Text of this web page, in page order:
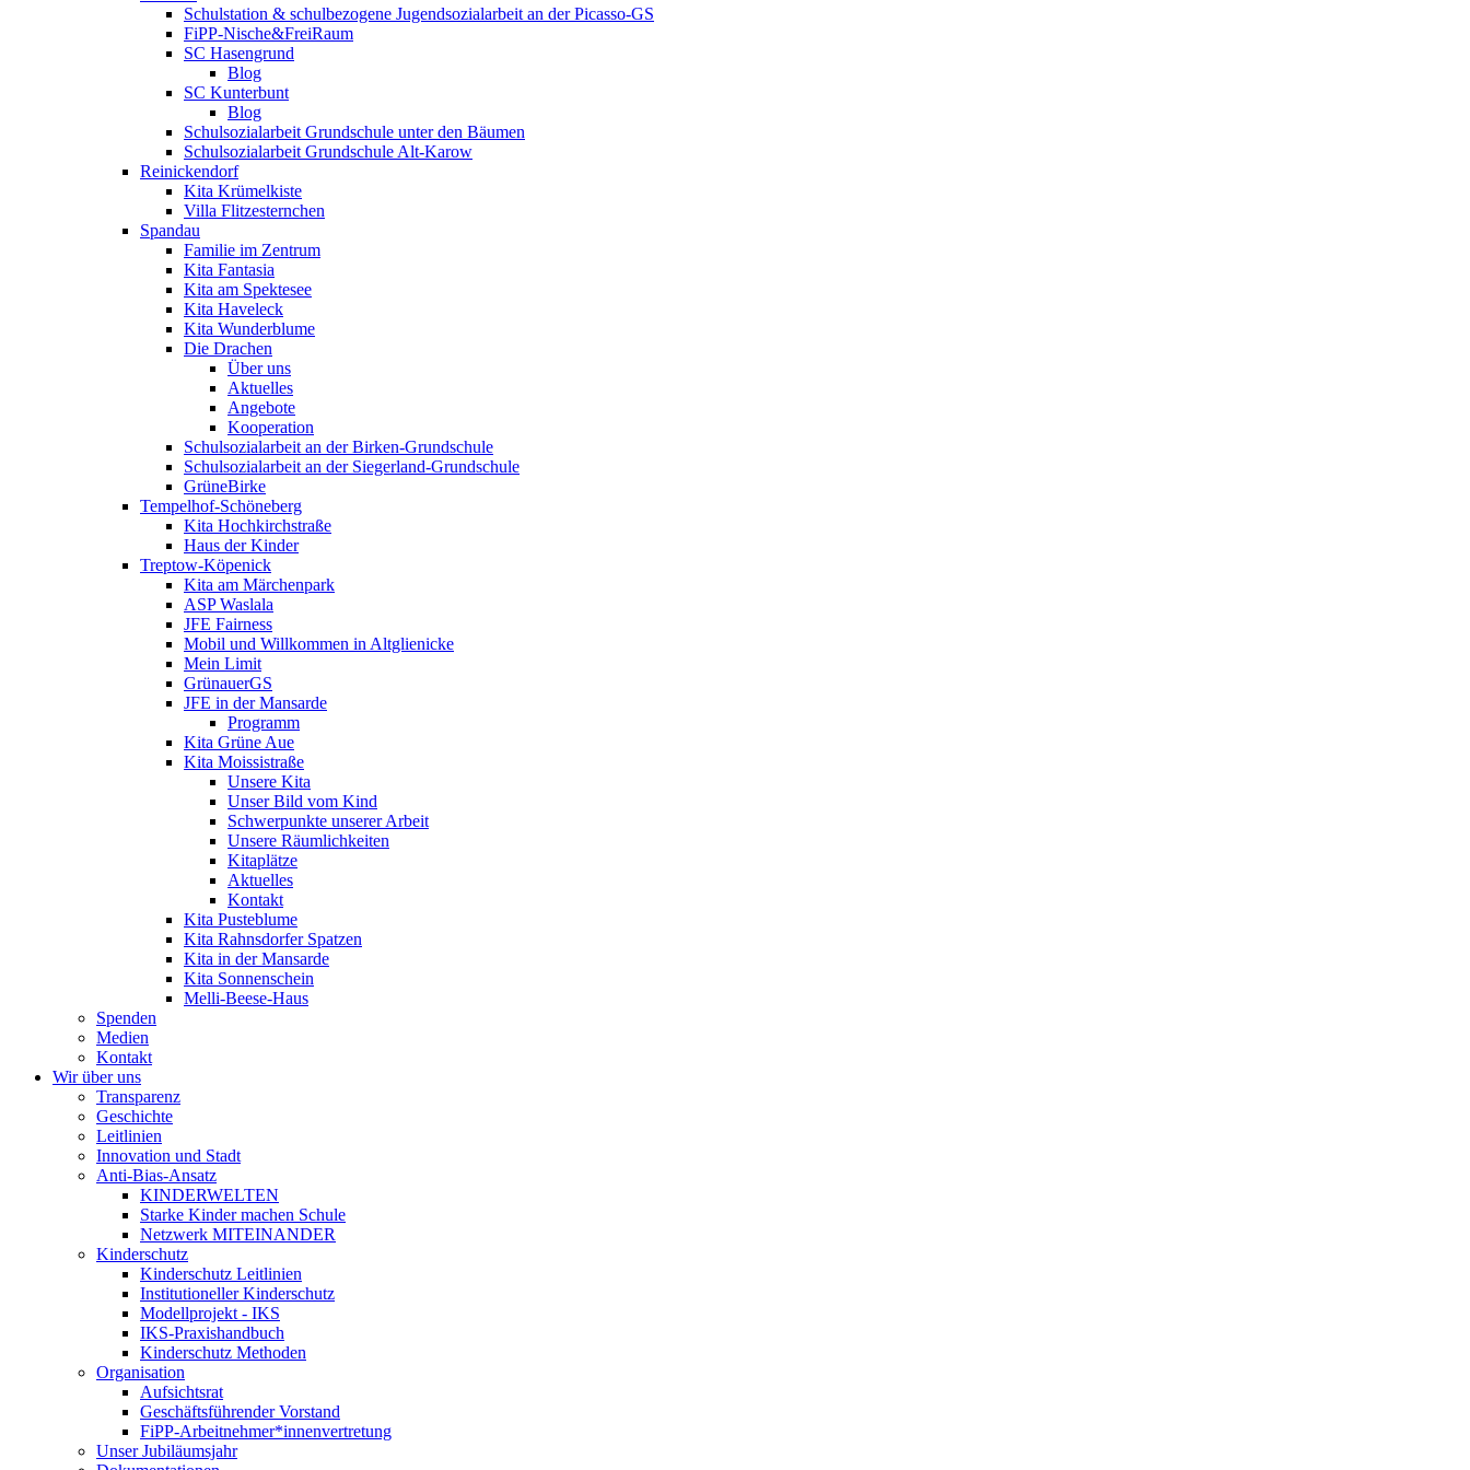
Schulstation & schulbezogene Jugendsozialarbeit an der Picasso-GS
FiPP-Nische&FreiRaum
SC Hasengrund
Blog
SC Kunterbunt
Blog
Schulsozialarbeit Grundschule unter den Bäumen
Schulsozialarbeit Grundschule Alt-Karow
Reinickendorf
Kita Krümelkiste
Villa Flitzesternchen
Spandau
Familie im Zentrum
Kita Fantasia
Kita am Spektesee
Kita Haveleck
Kita Wunderblume
Die Drachen
Über uns
Aktuelles
Angebote
Kooperation
Schulsozialarbeit an der Birken-Grundschule
Schulsozialarbeit an der Siegerland-Grundschule
GrüneBirke
Tempelhof-Schöneberg
Kita Hochkirchstraße
Haus der Kinder
Treptow-Köpenick
Kita am Märchenpark
ASP Waslala
JFE Fairness
Mobil und Willkommen in Altglienicke
Mein Limit
GrünauerGS
JFE in der Mansarde
Programm
Kita Grüne Aue
Kita Moissistraße
Unsere Kita
Unser Bild vom Kind
Schwerpunkte unserer Arbeit
Unsere Räumlichkeiten
Kitaplätze
Aktuelles
Kontakt
Kita Pusteblume
Kita Rahnsdorfer Spatzen
Kita in der Mansarde
Kita Sonnenschein
Melli-Beese-Haus
Spenden
Medien
Kontakt
Wir über uns
Transparenz
Geschichte
Leitlinien
Innovation und Stadt
Anti-Bias-Ansatz
KINDERWELTEN
Starke Kinder machen Schule
Netzwerk MITEINANDER
Kinderschutz
Kinderschutz Leitlinien
Institutioneller Kinderschutz
Modellprojekt - IKS
IKS-Praxishandbuch
Kinderschutz Methoden
Organisation
Aufsichtsrat
Geschäftsführender Vorstand
FiPP-Arbeitnehmer*​innenvertretung
Unser Jubiläumsjahr